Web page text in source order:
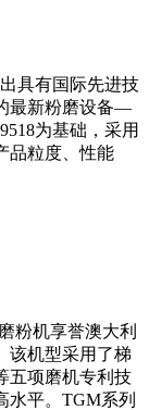
具有国际先进技
最新粉磨设备—
为基础，采用
品粒度、性能
粉机享誉澳大利
该机型采用了梯
五项磨机专利技
水平。TGM系列